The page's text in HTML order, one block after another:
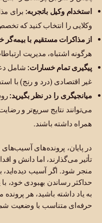
استخدام وکیل باتجربه: برای
وکلایی را انتخاب کنید که
از مذاکرات مستقیم با بیمه‌گر
هرگونه اشتباه، مدیریت
پیگیری تمام خسارات:شامل
غیر اقتصادی (درد و رنج) با
میانجیگری را در نظر بگیرید:
می‌توانند نتایج سریع‌تر و
همراه داشته باشند.
در پایان، پرونده‌های
تأثیر می‌گذارند، اما دانش و
منجر شود. اگر آسیب دیده‌اید،
حداکثر رساندن بهبودی خود،
به یاد داشته باشید، هر
حرفه‌ای متناسب با وضعیت